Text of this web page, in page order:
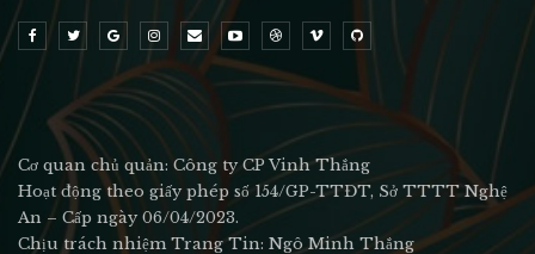
Cơ quan chủ quản: Công ty CP Vinh Thắng
Hoạt động theo giấy phép số 154/GP-TTĐT, Sở TTTT Nghệ
An – Cấp ngày 06/04/2023.
Chịu trách nhiệm Trang Tin: Ngô Minh Thắng